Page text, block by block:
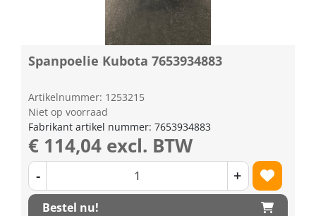
Spanpoelie Kubota 7653934883
Artikelnummer: 1253215
Niet op voorraad
Fabrikant artikel nummer: 7653934883
€ 114,04 excl. BTW
- +
Bestel nu!